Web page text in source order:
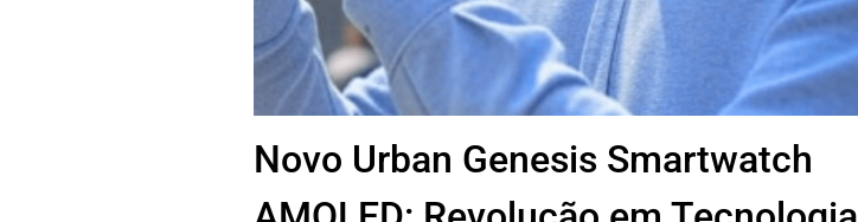
Novo Urban Genesis Smartwatch